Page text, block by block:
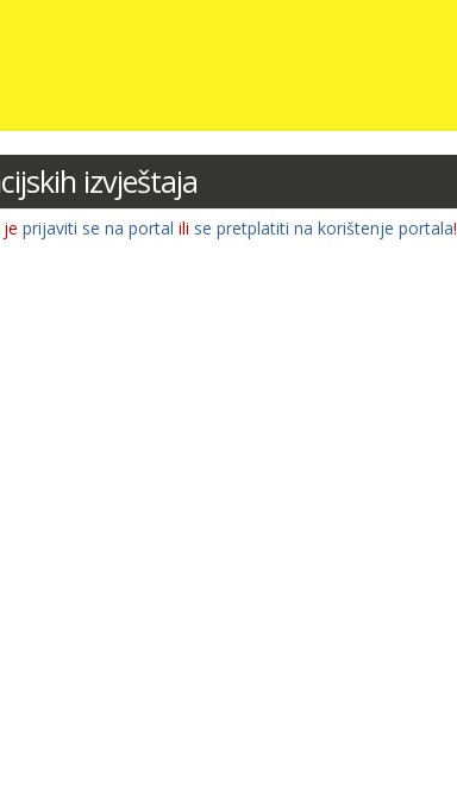
izvještaja
prijaviti se na portal ili se pretplatiti na korištenje portala!